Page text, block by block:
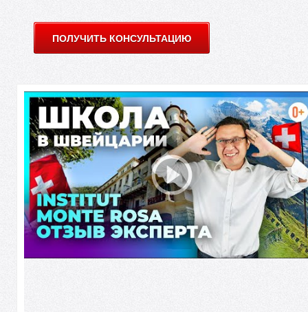
Е
ПОЛУЧИТЬ КОНСУЛЬТАЦИЮ